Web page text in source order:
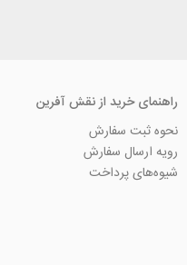
راهنمای خرید از نقش آفرین
نحوه ثبت سفارش
رویه ارسال سفارش
شیوه‌های پرداخت